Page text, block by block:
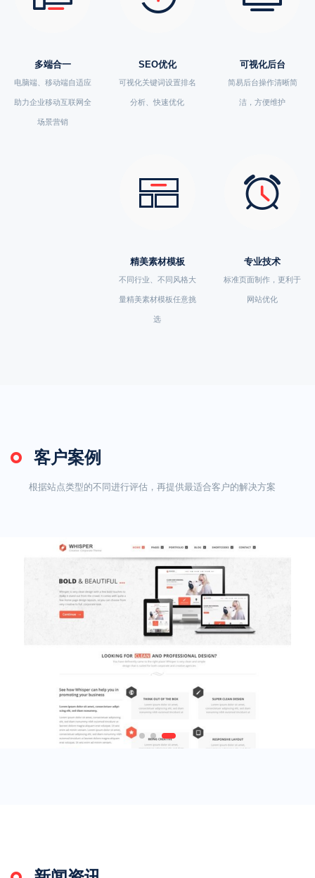
多端合一
电脑端、移动端自适应
助力企业移动互联网全
场景营销
SEO优化
可视化关键词设置排名
分析、快速优化
可视化后台
简易后台操作清晰简
洁，方便维护
精美素材模板
不同行业、不同风格大
量精美素材模板任意挑
选
专业技术
标准页面制作，更利于
网站优化
客户案例
根据站点类型的不同进行评估，再提供最适合客户的解决方案